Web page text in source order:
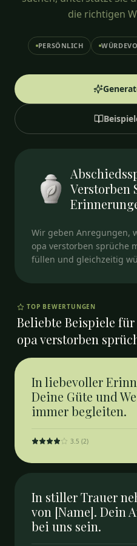
die richtigen
PERSÖNLICH
Verstorben
Wir geben Anregungen,
opa verstorben sprüche
füllen und gleichzeitig
TOP BEWERTUNGEN
Beliebte Beispiele für
opa verstorben
In liebevoller
Deine Güte und
immer begleiten.
3.5 (2)
In stiller Trauer
von [Name]. Dein
bei uns sein.